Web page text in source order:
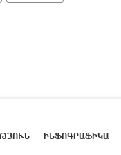
ԻՆՖՈԳՐԱՖԻԿԱ